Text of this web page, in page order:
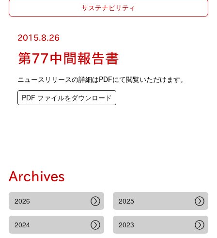
サステナビリティ
2015.8.26
第77中間報告書
ニュースリリースの詳細はPDFにて閲覧いただけます。
PDF ファイルをダウンロード
Archives
2026 2025
2024 2023